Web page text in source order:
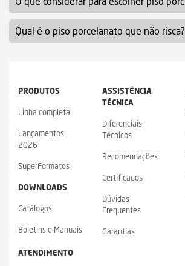
Qual é o piso porcelanato que não risca?
PRODUTOS
Linha completa
Lançamentos
2026
SuperFormatos
DOWNLOADS
Catálogos
Boletins e Manuais
ASSISTÊNCIA
TÉCNICA
Diferenciais
Técnicos
Recomendações
Certificados
Dúvidas
Frequentes
Garantias
ATENDIMENTO